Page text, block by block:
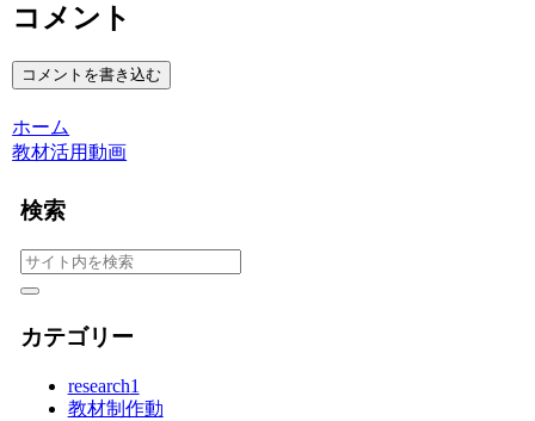
コメント
コメントを書き込む
ホーム
教材活用動画
検索
カテゴリー
research1
教材制作動